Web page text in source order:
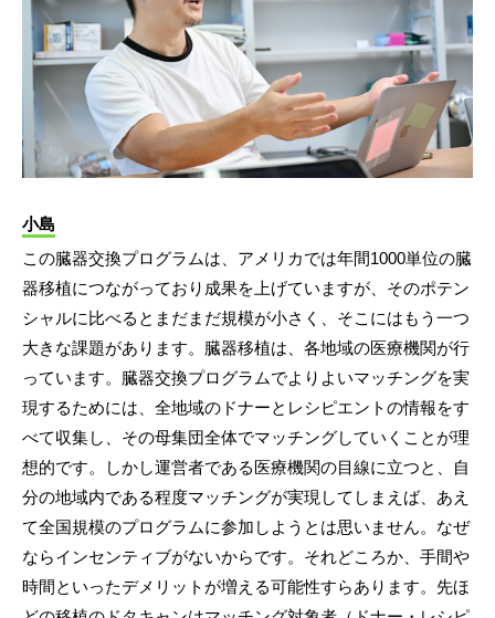
小島
この臓器交換プログラムは、アメリカでは年間1000単位の臓
器移植につながっており成果を上げていますが、そのポテン
シャルに比べるとまだまだ規模が小さく、そこにはもう一つ
大きな課題があります。臓器移植は、各地域の医療機関が行
っています。臓器交換プログラムでよりよいマッチングを実
現するためには、全地域のドナーとレシピエントの情報をす
べて収集し、その母集団全体でマッチングしていくことが理
想的です。しかし運営者である医療機関の目線に立つと、自
分の地域内である程度マッチングが実現してしまえば、あえ
て全国規模のプログラムに参加しようとは思いません。なぜ
ならインセンティブがないからです。それどころか、手間や
時間といったデメリットが増える可能性すらあります。先ほ